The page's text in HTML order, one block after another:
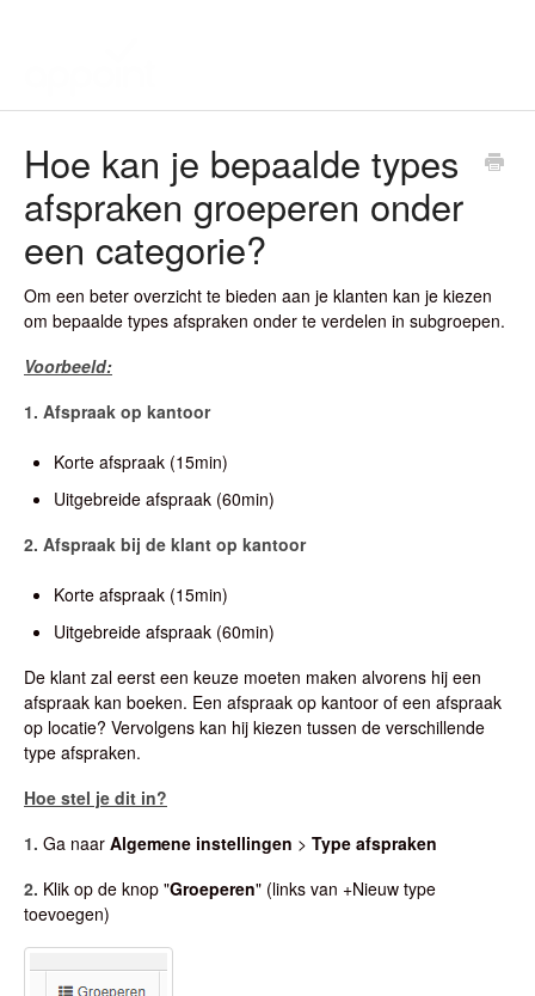
Hoe kan je bepaalde types
afspraken groeperen onder
een categorie?
Om een beter overzicht te bieden aan je klanten kan je kiezen
om bepaalde types afspraken onder te verdelen in subgroepen.
Voorbeeld:
1. Afspraak op kantoor
Korte afspraak (15min)
Uitgebreide afspraak (60min)
2. Afspraak bij de klant op kantoor
Korte afspraak (15min)
Uitgebreide afspraak (60min)
De klant zal eerst een keuze moeten maken alvorens hij een
afspraak kan boeken. Een afspraak op kantoor of een afspraak
op locatie? Vervolgens kan hij kiezen tussen de verschillende
type afspraken.
Hoe stel je dit in?
1. Ga naar Algemene instellingen > Type afspraken
2. Klik op de knop "Groeperen" (links van +Nieuw type
toevoegen)